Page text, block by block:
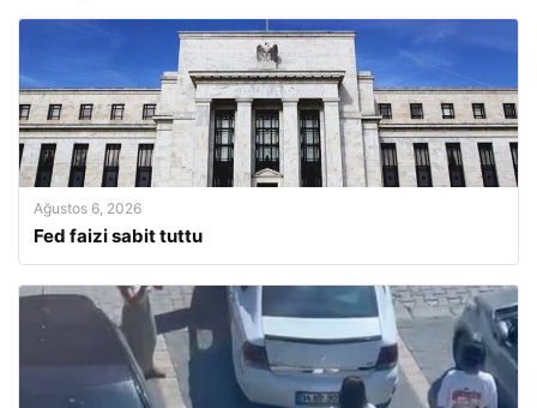
Ağustos 6, 2026
Fed faizi sabit tuttu